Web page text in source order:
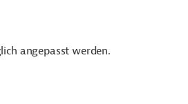
angepasst werden.